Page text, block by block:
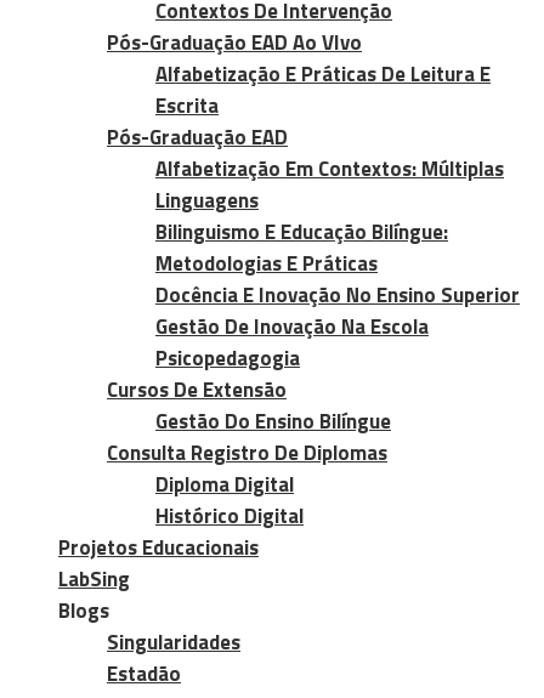
Contextos De Intervenção
Pós-Graduação EAD Ao VIvo
Alfabetização E Práticas De Leitura E
Escrita
Pós-Graduação EAD
Alfabetização Em Contextos: Múltiplas
Linguagens
Bilinguismo E Educação Bilíngue:
Metodologias E Práticas
Docência E Inovação No Ensino Superior
Gestão De Inovação Na Escola
Psicopedagogia
Cursos De Extensão
Gestão Do Ensino Bilíngue
Consulta Registro De Diplomas
Diploma Digital
Histórico Digital
Projetos Educacionais
LabSing
Blogs
Singularidades
Estadão